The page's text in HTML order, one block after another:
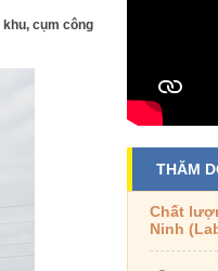
khu, cụm công
THĂM
Chất
Ninh